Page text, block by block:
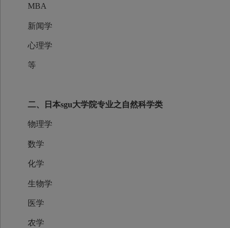
MBA
新闻学
心理学
等
二、日本sgu大学院专业之自然科学类
物理学
数学
化学
生物学
医学
农学